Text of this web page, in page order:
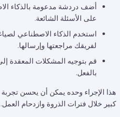
أضف دردشة مدعومة بالذكاء
على الأسئلة الشائعة.
استخدم الذكاء الاصطناعي
لفريقك مراجعتها وإرسالها.
قم بتوجيه المشكلات المعقدة
بالفعل.
هذا الإجراء وحده يمكن أن يحسن تجربة
كبير خلال فترات الذروة وازدحام العمل.